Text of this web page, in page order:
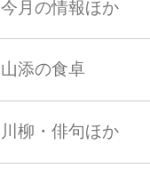
今月の情報ほか
山添の食卓
川柳・俳句ほか